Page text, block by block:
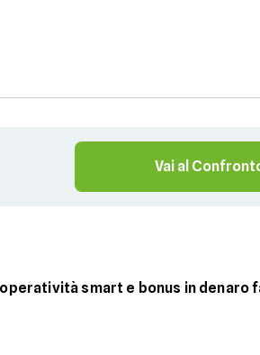
Vai al
smart e bonus in denaro